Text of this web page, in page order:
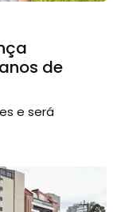
de
e será